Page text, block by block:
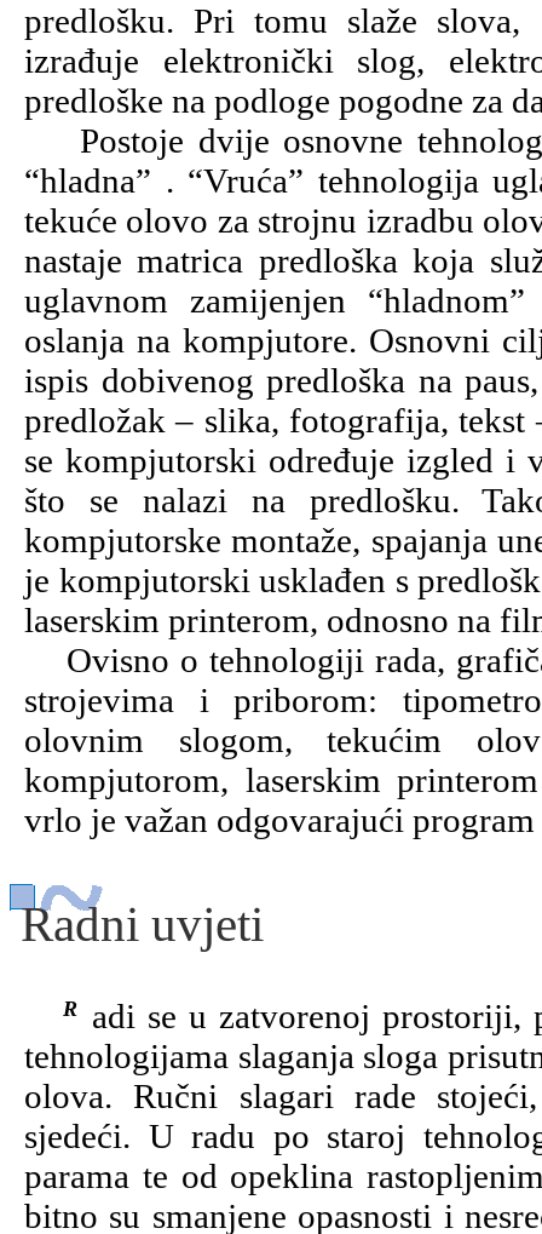
predlošku. Pri tomu slaže
izrađuje elektronički slog,
predloške na podloge pogodne za
Postoje dvije osnovne
“hladna” . “Vruća” tehnologija
tekuće olovo za strojnu izradbu
nastaje matrica predloška koja
uglavnom zamijenjen
oslanja na kompjutore. Osnovni
ispis dobivenog predloška na
predložak – slika, fotografija, tekst
se kompjutorski određuje izgled i
što se nalazi na predlošku.
kompjutorske montaže, spajanja
je kompjutorski usklađen s
laserskim printerom, odnosno na
Ovisno o tehnologiji rada,
strojevima i priborom:
olovnim slogom, tekućim
kompjutorom, laserskim
vrlo je važan odgovarajući
Radni uvjeti
Radi se u zatvorenoj prostoriji, pri prirodnoj ili umjetnoj rasvjeti. U starim
tehnologijama slaganja sloga
olova. Ručni slagari rade
sjedeći. U radu po staroj
parama te od opeklina
bitno su smanjene opasnosti i